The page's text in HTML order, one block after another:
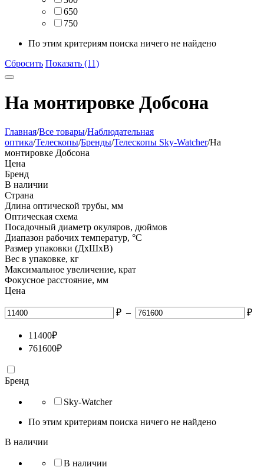
650
750
По этим критериям поиска ничего не найдено
Сбросить Показать (11)
На монтировке Добсона
Главная/Все товары/Наблюдательная
оптика/Телескопы/Бренды/Телескопы Sky-Watcher/На
монтировке Добсона
Цена
Бренд
В наличии
Страна
Длина оптической трубы, мм
Оптическая схема
Посадочный диаметр окуляров, дюймов
Диапазон рабочих температур, °С
Размер упаковки (ДхШхВ)
Вес в упаковке, кг
Максимальное увеличение, крат
Фокусное расстояние, мм
Цена
₽ – ₽
11400₽
761600₽
Бренд
Sky-Watcher
По этим критериям поиска ничего не найдено
В наличии
В наличии